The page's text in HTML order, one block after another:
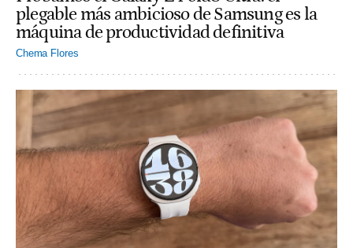
plegable más ambicioso de Samsung es la
máquina de productividad definitiva
Chema Flores